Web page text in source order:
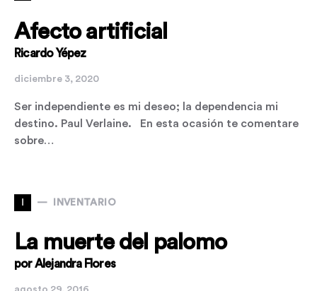
Afecto artificial
Ricardo Yépez
diciembre 3, 2020
Ser independiente es mi deseo; la dependencia mi
destino. Paul Verlaine. En esta ocasión te comentare
sobre…
I INVENTARIO
La muerte del palomo
por Alejandra Flores